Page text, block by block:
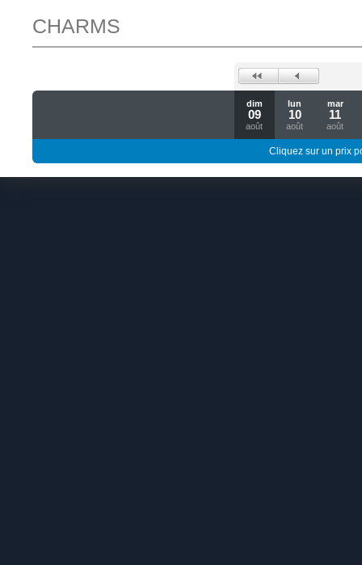
CHARMS
dim
09
août
lun
10
août
mar
11
août
Cliquez sur un prix